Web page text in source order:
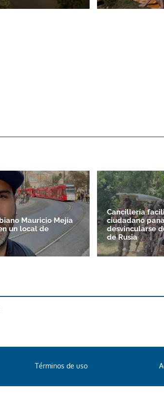
Mauricio Mejía
un local de
Cancillería
ciudadano
desvincularse
de Rusia
Términos de uso